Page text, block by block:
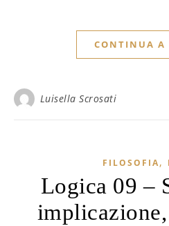
CONTINUA A
Luisella Scrosati
FILOSOFIA,
Logica 09 –